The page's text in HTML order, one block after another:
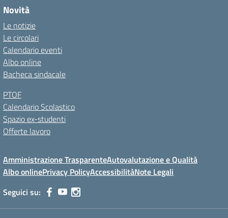
Novità
Le notizie
Le circolari
Calendario eventi
Albo online
Bacheca sindacale
PTOF
Calendario Scolastico
Spazio ex-studenti
Offerte lavoro
Amministrazione TrasparenteAutovalutazione e Qualità
Albo onlinePrivacy PolicyAccessibilitàNote Legali
Seguici su: